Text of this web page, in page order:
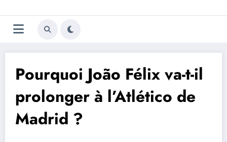
au
contenu
Trivela
L'actualité du football
Pourquoi João Félix va-t-il
prolonger à l’Atlético de
Madrid ?